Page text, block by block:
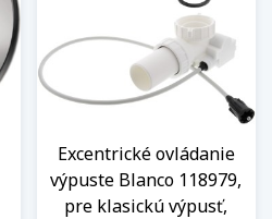
Excentrické ovládanie
výpuste Blanco 118979,
pre klasickú výpusť,